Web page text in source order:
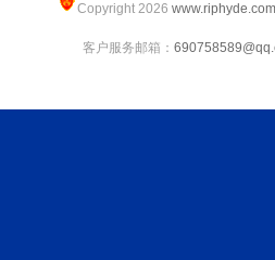
Copyright 2026 www.riphyde.com
客户服务邮箱：